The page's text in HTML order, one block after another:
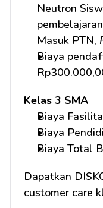
Neutron
Masuk PTN,
Biaya
Kelas 3 SMA
Biaya
Biaya
Biaya Total
Dapatkan
customer care